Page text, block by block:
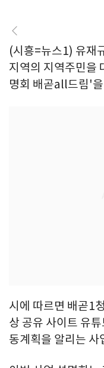
(시흥=뉴스1) 유재
지역의 지역주민을
명회 배곧all드림'
시에 따르면 배곧1
상 공유 사이트 유
동계획을 알리는 사